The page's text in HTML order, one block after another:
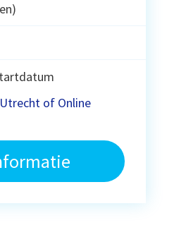
of Online